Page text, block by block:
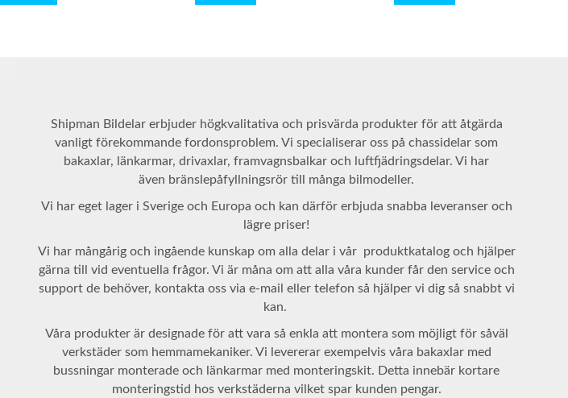
Shipman Bildelar erbjuder högkvalitativa och prisvärda produkter för att åtgärda
vanligt förekommande fordonsproblem. Vi specialiserar oss på chassidelar som
bakaxlar, länkarmar, drivaxlar, framvagnsbalkar och luftfjädringsdelar. Vi har
även bränslepåfyllningsrör till många bilmodeller.
Vi har eget lager i Sverige och Europa och kan därför erbjuda snabba leveranser och
lägre priser!
Vi har mångårig och ingående kunskap om alla delar i vår produktkatalog och hjälper
gärna till vid eventuella frågor. Vi är måna om att alla våra kunder får den service och
support de behöver, kontakta oss via e-mail eller telefon så hjälper vi dig så snabbt vi
kan.
Våra produkter är designade för att vara så enkla att montera som möjligt för såväl
verkstäder som hemmamekaniker. Vi levererar exempelvis våra bakaxlar med
bussningar monterade och länkarmar med monteringskit. Detta innebär kortare
monteringstid hos verkstäderna vilket spar kunden pengar.